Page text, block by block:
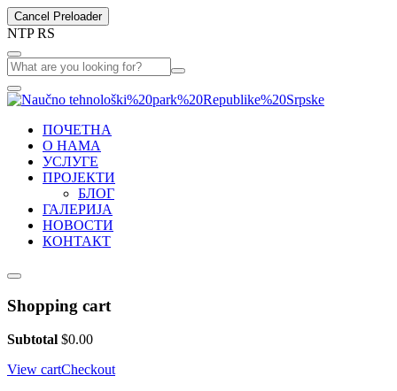
Cancel Preloader
NTP RS
ПОЧЕТНА
О НАМА
УСЛУГЕ
ПРОЈЕКТИ
БЛОГ
ГАЛЕРИЈА
НОВОСТИ
КОНТАКТ
Shopping cart
Subtotal $0.00
View cartCheckout